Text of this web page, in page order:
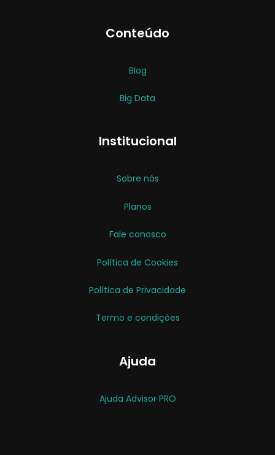
Conteúdo
Blog
Big Data
Institucional
Sobre nós
Planos
Fale conosco
Política de Cookies
Política de Privacidade
Termo e condições
Ajuda
Ajuda Advisor PRO